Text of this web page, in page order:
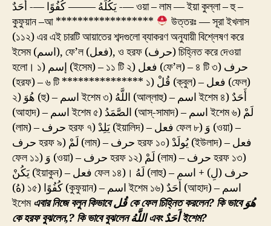
—- يَكُلَهُ ——– كُفُوًا —- أَحَدٌ ওয়া – লাম — ইয়া কুল্লা – হু –
কুফুয়ান –আ ******************
উত্তরঃ — সূরা ইখলাস
(১১২) এর এই চারটি আয়াতের শব্দগুলো ব্যাকরণ অনুযায়ী বিশ্লেষণ করে
ইসেম (اسم), ফে’ল (فعل), ও হরফ (حرف) চিহ্নিত করে দেওয়া
হলো। ১) إسم (ইসেম) – ১১ টি ২) فعل (ফে’ল) – ৪ টি ৩) حرف
(হরফ) – ৬ টি *************** ১) قُلْ (ক্বুল) – فعل (ফেল)
২) هُوَ (হু) – اسم ইশেম ৩) اللَّهُ (আল্লাহু) – اسم ইশেম ৪) أَحَدٌ
(আহাদ) – اسم ইশেম ৫) الصَّمَدُ (আস্-সামাদ) – اسم ইশেম ৬) لَمْ
(লাম) – حرف হরফ ৭) يَلِدْ (ইয়ালিদ) – فعل ফেল ৮) وَ (ওয়া) –
حرف হরফ ৯) لَمْ (লাম) – حرف হরফ ১০) يُولَدْ (ইউলাদ) – فعل
ফেল ১১) وَ (ওয়া) – حرف হরফ ১২) لَمْ (লাম) – حرف হরফ ১৩)
يَكُنْ (ইয়াকুন) – فعل ফেল ১৪)। لَهُ (লাহু) – حرف (لِ) + اسم
(هُ) ১৫) كُفُوًا (কুফুয়ান) – اسم ইশেম ১৬) أَحَدٌ (আহাদ) – اسم
ইশেম
এবার নিজে বলুন কিভাবে قُل কে ফেল চিহ্নিত করলেন? কি ভাবে هُوَ
কে হরফ বুঝলেন,?
কি ভাবে বুঝলেন اللَّهُ এবং أَحَدٌ ইশেম?